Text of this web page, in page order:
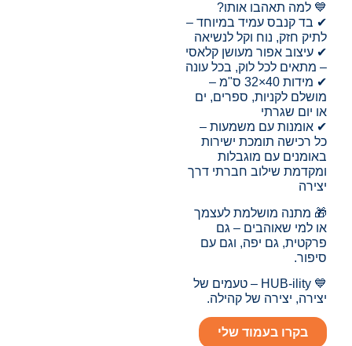
💙 למה תאהבו אותו?
✔ בד קנבס עמיד במיוחד –
לתיק חזק, נוח וקל לנשיאה
✔ עיצוב אפור מעושן קלאסי
– מתאים לכל לוק, בכל עונה
✔ מידות 40×32 ס"מ –
מושלם לקניות, ספרים, ים
או יום שגרתי
✔ אומנות עם משמעות –
כל רכישה תומכת ישירות
באומנים עם מוגבלות
ומקדמת שילוב חברתי דרך
יצירה
🎁 מתנה מושלמת לעצמך
או למי שאוהבים – גם
פרקטית, גם יפה, וגם עם
סיפור.
💙 HUB-ility – טעמים של
יצירה, יצירה של קהילה.
בקרו בעמוד שלי